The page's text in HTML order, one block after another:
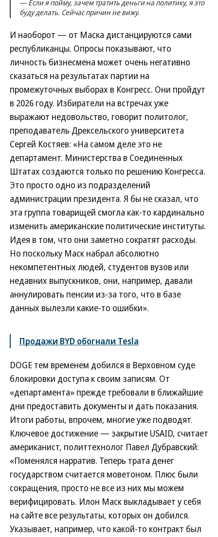
— Если я пойму, зачем тратить деньги на политику, я это
буду делать. Сейчас причин не вижу.
И наоборот — от Маска дистанцируются сами
республиканцы. Опросы показывают, что
личность бизнесмена может очень негативно
сказаться на результатах партии на
промежуточных выборах в Конгресс. Они пройдут
в 2026 году. Избиратели на встречах уже
выражают недовольство, говорит политолог,
преподаватель Дрексельского университета
Сергей Костяев: «На самом деле это не
департамент. Министерства в Соединенных
Штатах создаются только по решению Конгресса.
Это просто одно из подразделений
администрации президента. Я бы не сказал, что
эта группа товарищей смогла как-то кардинально
изменить американские политические институты.
Идея в том, что они заметно сократят расходы.
Но поскольку Маск набрал абсолютно
некомпетентных людей, студентов вузов или
недавних выпускников, они, например, давали
аннулировать пенсии из-за того, что в базе
данных вылезли какие-то ошибки».
Продажи BYD обогнали Tesla
DOGE тем временем добился в Верховном суде
блокировки доступа к своим записям. От
«департамента» прежде требовали в ближайшие
дни предоставить документы и дать показания.
Итоги работы, впрочем, многие уже подводят.
Ключевое достижение — закрытие USAID, считает
американист, политтехнолог Павел Дубравский:
«Поменялся нарратив. Теперь трата денег
государством считается моветоном. Плюс были
сокращения, просто не все из них мы можем
верифицировать. Илон Маск выкладывает у себя
на сайте все результаты, которых он добился.
Указывает, например, что какой-то контракт был